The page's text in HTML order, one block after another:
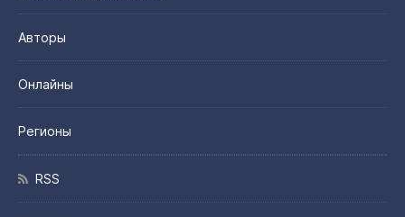
Авторы
Онлайны
Регионы
RSS